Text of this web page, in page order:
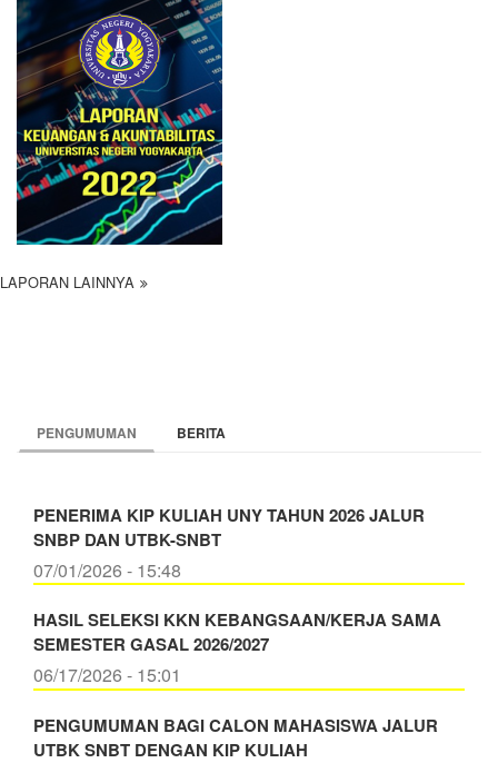
LAPORAN LAINNYA
PENGUMUMAN BERITA
PENERIMA KIP KULIAH UNY TAHUN 2026 JALUR
SNBP DAN UTBK-SNBT
07/01/2026 - 15:48
HASIL SELEKSI KKN KEBANGSAAN/KERJA SAMA
SEMESTER GASAL 2026/2027
06/17/2026 - 15:01
PENGUMUMAN BAGI CALON MAHASISWA JALUR
UTBK SNBT DENGAN KIP KULIAH